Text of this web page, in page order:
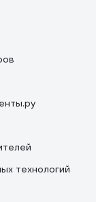
технологий